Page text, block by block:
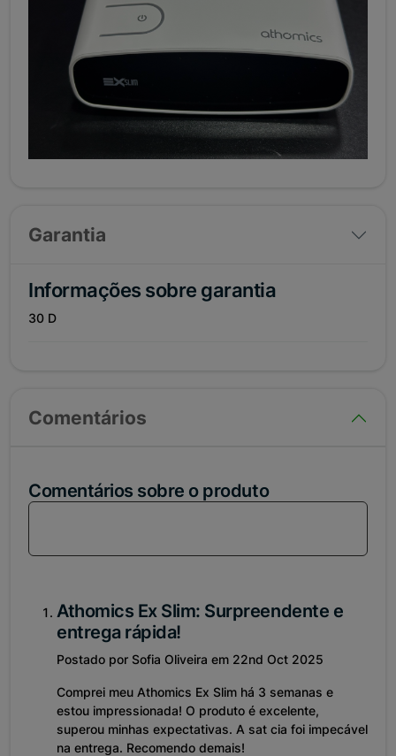
Garantia
Informações sobre garantia
30 D
Comentários
Comentários sobre o produto
Athomics Ex Slim: Surpreendente e
entrega rápida!
Postado por Sofia Oliveira em 22nd Oct 2025
Comprei meu Athomics Ex Slim há 3 semanas e
estou impressionada! O produto é excelente,
superou minhas expectativas. A sat cia foi impecável
na entrega. Recomendo demais!